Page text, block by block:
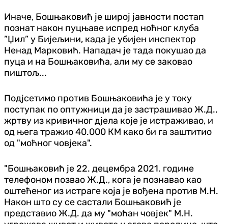
Иначе, Бошњаковић је широј јавности постап
познат након пуцњаве испред ноћног клуба
”Џил” у Бијељини, када је убијен инспектор
Ненад Марковић. Нападач је тада покушао да
пуца и на Бошњаковића, али му се заковао
пиштољ...
Подјсетимо против Бошњаковића је у току
поступак по оптужници да је застрашивао Ж.Д.,
жртву из кривичног дјела које је истраживао, и
од њега тражио 40.000 КМ како би га заштитио
од "моћног човјека".
"Бошњаковић је 22. децембра 2021. године
телефоном позвао Ж.Д., кога је познавао као
оштећеног из истраге која је вођена против М.Н.
Након што су се састали Бошњаковић је
представио Ж.Д. да му "моћан човјек" М.Н.